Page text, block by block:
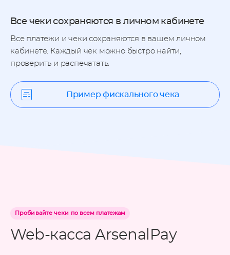
Все чеки сохраняются в личном кабинете
Все платежи и чеки сохраняются в вашем личном
кабинете. Каждый чек можно быстро найти,
проверить и распечатать.
Пример фискального чека
Пробивайте чеки по всем платежам
Web-касса ArsenalPay